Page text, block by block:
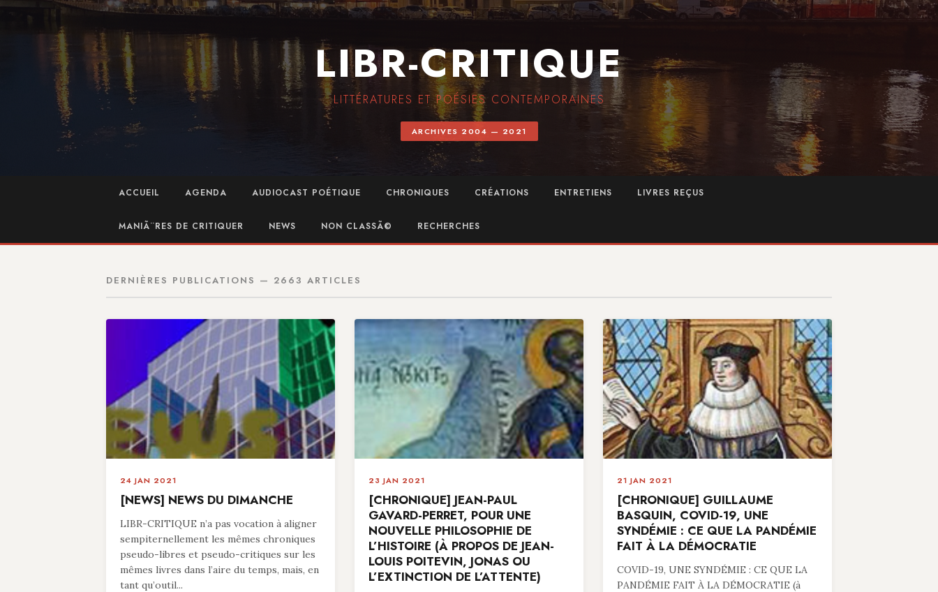
LIBR-CRITIQUE
LITTÉRATURES ET POÉSIES CONTEMPORAINES
ARCHIVES 2004 — 2021
ACCUEIL AGENDA AUDIOCAST POÉTIQUE CHRONIQUES CRÉATIONS ENTRETIENS LIVRES REÇUS
MANIÃ¨RES DE CRITIQUER NEWS NON CLASSÃ© RECHERCHES
DERNIÈRES PUBLICATIONS — 2663 ARTICLES
24 JAN 2021
[NEWS] NEWS DU DIMANCHE
LIBR-CRITIQUE n’a pas vocation à aligner
sempiternellement les mêmes chroniques
pseudo-libres et pseudo-critiques sur les
mêmes livres dans l’aire du temps, mais, en
tant qu’outil...
23 JAN 2021
[CHRONIQUE] JEAN-PAUL
GAVARD-PERRET, POUR UNE
NOUVELLE PHILOSOPHIE DE
L’HISTOIRE (À PROPOS DE JEAN-
LOUIS POITEVIN, JONAS OU
L’EXTINCTION DE L’ATTENTE)
21 JAN 2021
[CHRONIQUE] GUILLAUME
BASQUIN, COVID-19, UNE
SYNDÉMIE : CE QUE LA PANDÉMIE
FAIT À LA DÉMOCRATIE
COVID-19, UNE SYNDÉMIE : CE QUE LA
PANDÉMIE FAIT À LA DÉMOCRATIE (à